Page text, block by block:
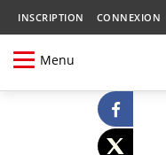
INSCRIPTION CONNEXION
Menu